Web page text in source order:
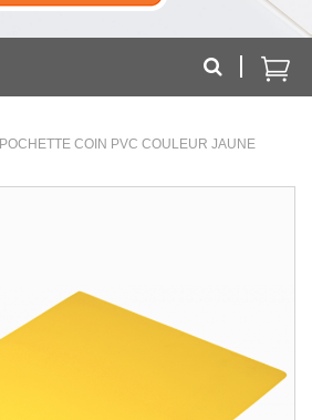
POCHETTE COIN PVC COULEUR JAUNE